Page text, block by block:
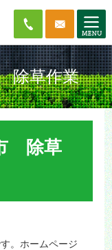
除草作業
除草
。ホームページ